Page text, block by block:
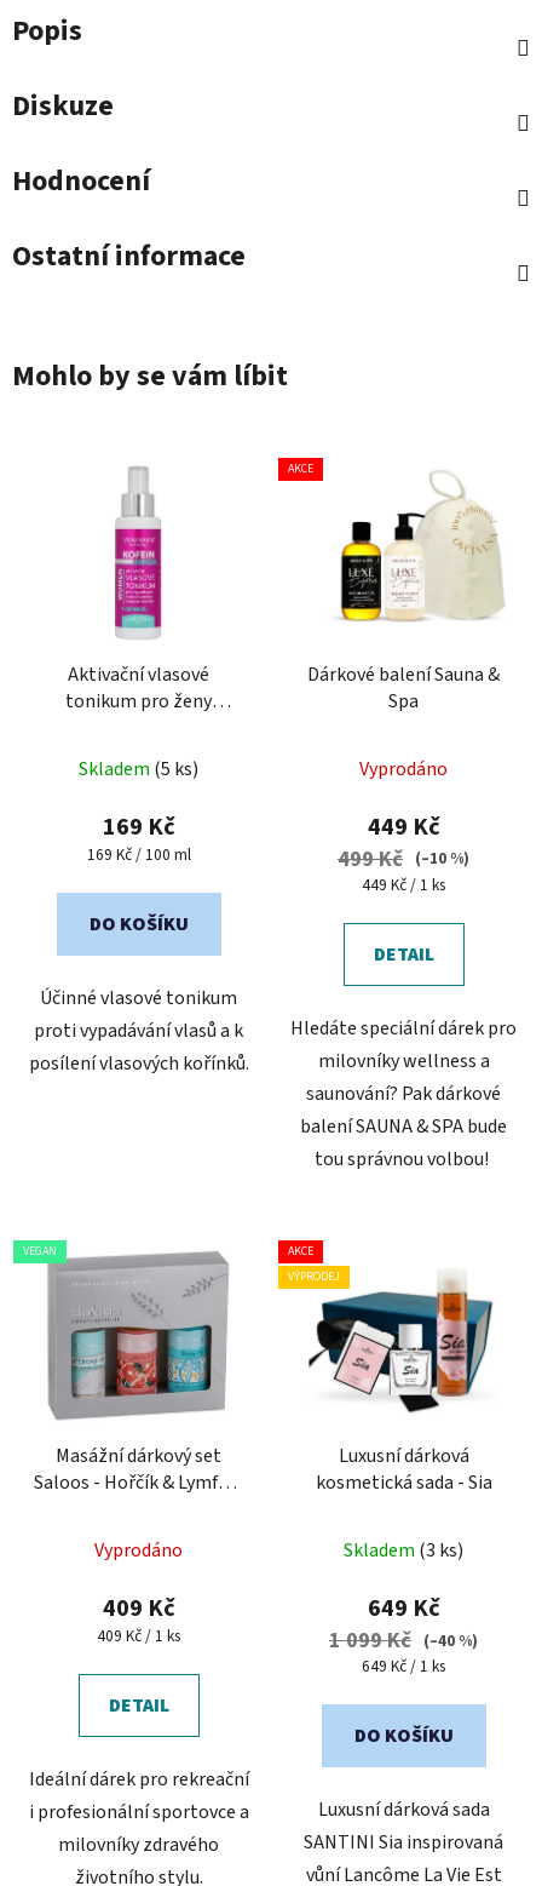
Popis
Diskuze
Hodnocení
Ostatní informace
Mohlo by se vám líbit
Aktivační vlasové
tonikum pro ženy
Skladem (5 ks)
169 Kč
Měrná
169 Kč / 100 ml
DO KOŠÍKU
Účinné vlasové tonikum
proti vypadávání vlasů a k
posílení vlasových kořínků.
AKCE
Dárkové balení Sauna &
Spa
Vyprodáno
449 Kč
499 Kč (–10 %)
Měrná
449 Kč / 1 ks
DETAIL
Hledáte speciální dárek pro
milovníky wellness a
saunování? Pak dárkové
balení SAUNA & SPA bude
tou správnou volbou!
VEGAN
Masážní dárkový set
Saloos - Hořčík & Lymfa &
Vyprodáno
409 Kč
Měrná
409 Kč / 1 ks
DETAIL
Ideální dárek pro rekreační
i profesionální sportovce a
milovníky zdravého
životního stylu.
AKCE
VÝPRODEJ
Luxusní dárková
kosmetická sada - Sia
hodnocení
produktu
je
5,0
5
Skladem (3 ks)
649 Kč
1 099 Kč (–40 %)
Měrná
649 Kč / 1 ks
DO KOŠÍKU
Luxusní dárková sada
SANTINI Sia inspirovaná
vůní Lancôme La Vie Est